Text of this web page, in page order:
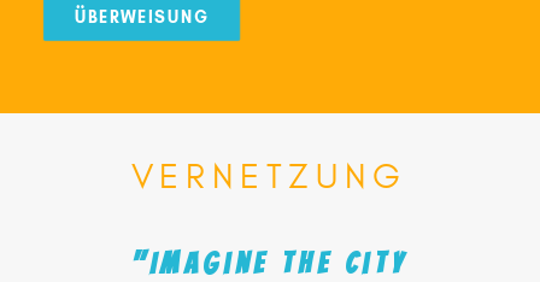
ÜBERWEISUNG
VERNETZUNG
"Imagine the city